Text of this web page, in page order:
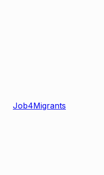
Job4Migrants